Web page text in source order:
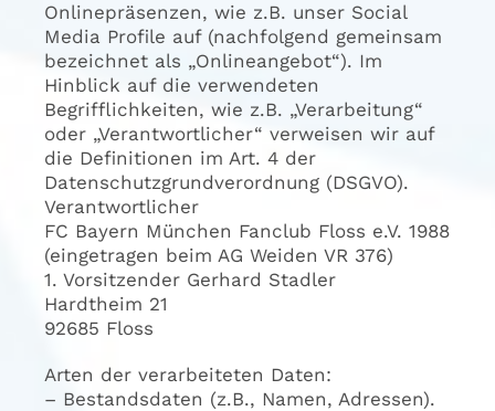
Onlinepräsenzen, wie z.B. unser Social
Media Profile auf (nachfolgend gemeinsam
bezeichnet als „Onlineangebot“). Im
Hinblick auf die verwendeten
Begrifflichkeiten, wie z.B. „Verarbeitung“
oder „Verantwortlicher“ verweisen wir auf
die Definitionen im Art. 4 der
Datenschutzgrundverordnung (DSGVO).
Verantwortlicher
FC Bayern München Fanclub Floss e.V. 1988
(eingetragen beim AG Weiden VR 376)
1. Vorsitzender Gerhard Stadler
Hardtheim 21
92685 Floss
Arten der verarbeiteten Daten:
– Bestandsdaten (z.B., Namen, Adressen).